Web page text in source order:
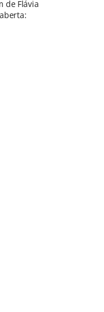
de Flávia